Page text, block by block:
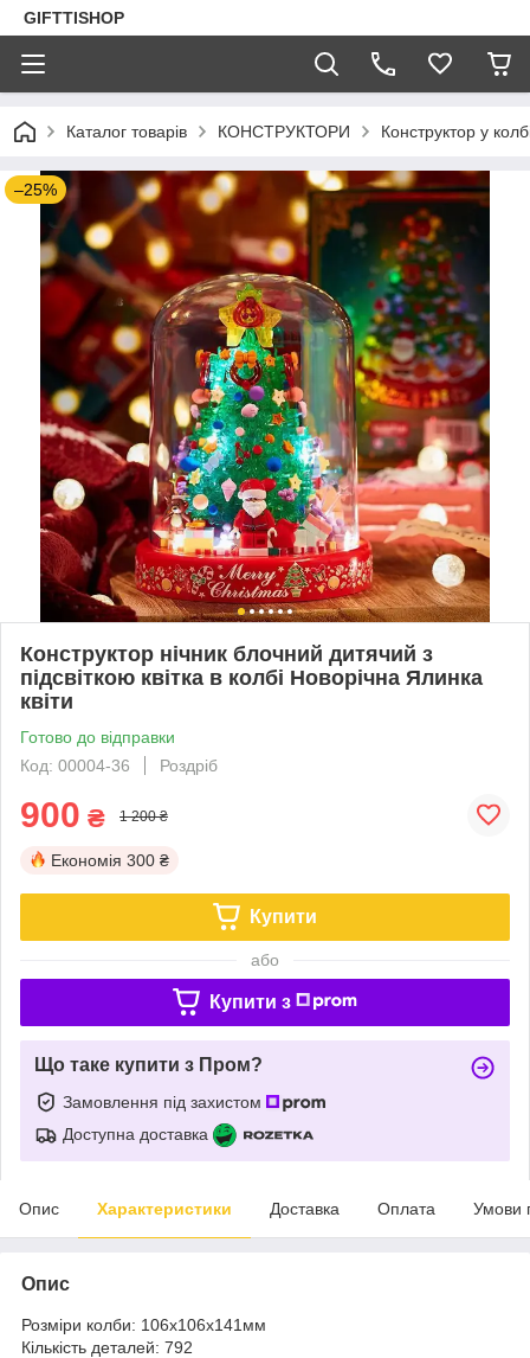
GIFTTISHOP
Каталог товарів КОНСТРУКТОРИ Конструктор у
–25%
Конструктор нічник блочний дитячий з
підсвіткою квітка в колбі Новорічна Ялинка
квіти
Готово до відправки
Код: 00004-36
Роздріб
900 ₴ 1 200 ₴
Економія 300 ₴
Купити
або
Купити з
Що таке купити з Пром?
Замовлення під захистом
Доступна доставка
Опис Характеристики Доставка Оплата Умови
Опис
Розміри колби: 106х106х141мм
Кількість деталей: 792